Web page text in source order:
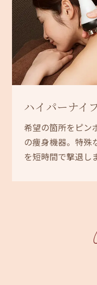
ハイパーナイ
希望の箇所をピン
の痩身機器。特殊
を短時間で撃退し